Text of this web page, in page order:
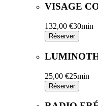
VISAGE
132,00 €30min
Réserver
25,00 €25min
Réserver